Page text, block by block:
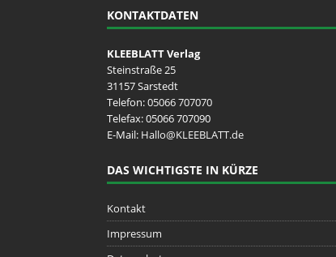
KONTAKTDATEN
KLEEBLATT Verlag
Steinstraße 25
31157 Sarstedt
Telefon:05066 707070
Telefax: 05066 707090
E-Mail: Hallo@KLEEBLATT.de
DAS WICHTIGSTE IN KÜRZE
Kontakt
Impressum